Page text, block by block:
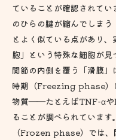
ていることが確認されて
のひらの腱が縮んでしま
とよく似ている点があり
胞」という特殊な細胞が見
関節の内側を覆う「滑膜
時期（Freezing phase）
物質――たとえばTNF-α
ることが調べられていま
（Frozen phase）では、